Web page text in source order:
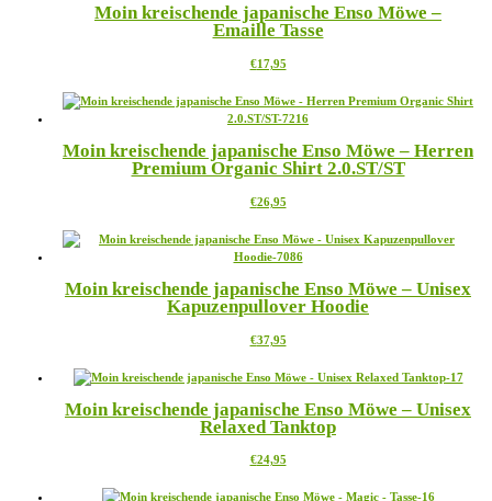
Produktseite
gewählt
Varianten
auf.
Optionen
auf
der
gewählt
werden
Moin kreischende japanische Enso Möwe –
Emaille Tasse
€17,95Dieses
weist
mehrere
auf.
Die
können
der
Produktseite
werden
Moin kreischende japanische Enso Möwe – Herren
Premium Organic Shirt 2.0.ST/ST
€26,95Dieses
weist
mehrere
auf.
Die
können
der
gewählt
werden
Moin kreischende japanische Enso Möwe – Unisex
Kapuzenpullover Hoodie
€37,95Dieses
weist
Varianten
auf.
Optionen
auf
Moin kreischende japanische Enso Möwe – Unisex
Relaxed Tanktop
€24,95Dieses
weist